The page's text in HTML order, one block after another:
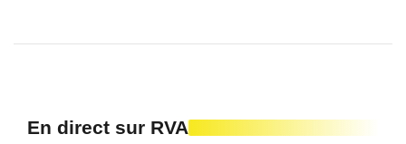
En direct sur RVA